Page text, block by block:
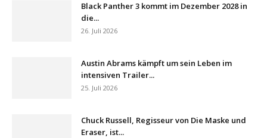
Black Panther 3 kommt im Dezember 2028 in
die...
26. Juli 2026
Austin Abrams kämpft um sein Leben im
intensiven Trailer...
25. Juli 2026
Chuck Russell, Regisseur von Die Maske und
Eraser, ist...